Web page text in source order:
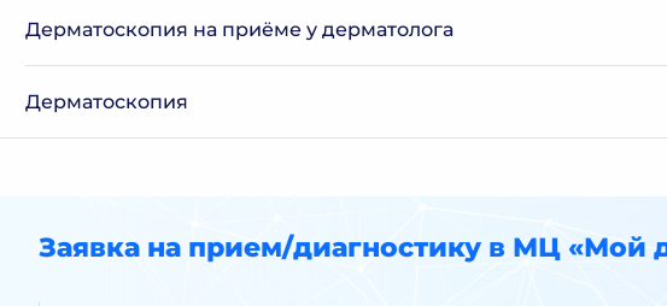
Дерматоскопия на приёме у дерматолога
Дерматоскопия
Заявка на прием/диагностику в МЦ «Мой